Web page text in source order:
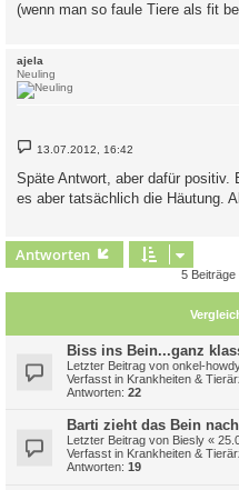
(wenn man so faule Tiere als fit
ajela
Neuling
B
e
t
13.07.2012, 16:42
Späte Antwort, aber dafür positiv.
es aber tatsächlich die Häutung.
Antworten
5 Beiträge
Biss ins Bein...ganz
Letzter Beitrag von onkel-
Verfasst in Krankheiten &
Antworten: 22
Barti zieht das Bein
Letzter Beitrag von Biesly «
Verfasst in Krankheiten &
Antworten: 19